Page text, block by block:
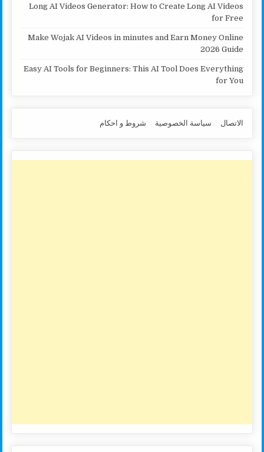
Long AI Videos Generator: How to Create Long AI Videos
for Free
Make Wojak AI Videos in minutes and Earn Money Online
2026 Guide
Easy AI Tools for Beginners: This AI Tool Does Everything
for You
الاتصال سياسة الخصوصية شروط و احكام